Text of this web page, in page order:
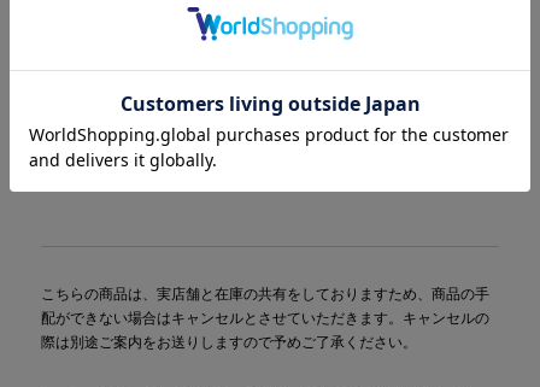
イタリア製
(お問い合わせの際には、上記商品コードをお伝え下さ
い。)
品番 JD4003
こちらの商品は、実店舗と在庫の共有をしておりますため、商品の手
配ができない場合はキャンセルとさせていただきます。キャンセルの
際は別途ご案内をお送りしますので予めご了承ください。